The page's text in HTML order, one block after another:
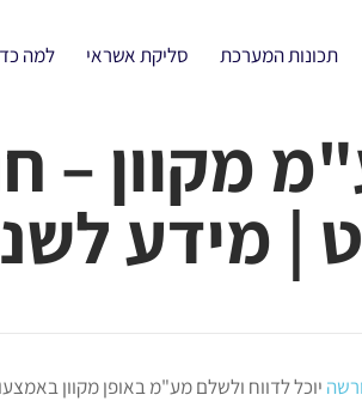
תכונות המערכת סליקת אשראי למה
מקוון
מידע לשנת
יוכל לדווח ולשלם מע"מ באופן מקוון